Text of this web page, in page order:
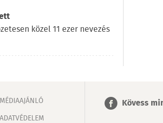
közel 11 ezer nevezés
MÉDIAAJÁNLÓ
ADATVÉDELEM
Kövess